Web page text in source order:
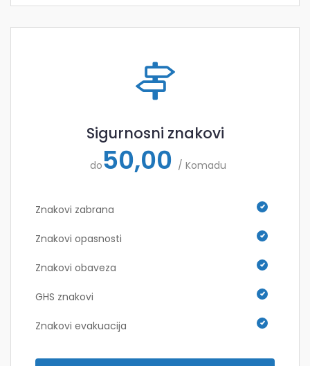
Sigurnosni znakovi
do50,00 / Komadu
Znakovi zabrana
Znakovi opasnosti
Znakovi obaveza
GHS znakovi
Znakovi evakuacija